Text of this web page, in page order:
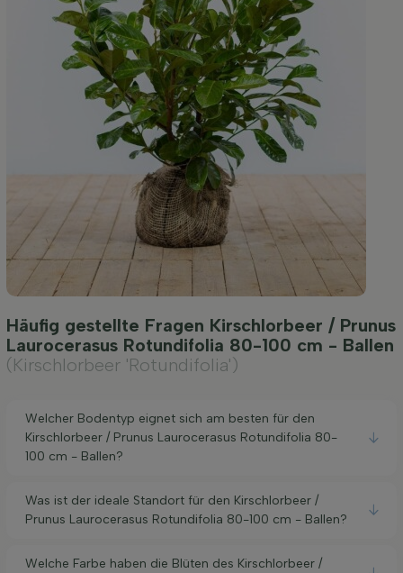
Häufig gestellte Fragen Kirschlorbeer / Prunus
Laurocerasus Rotundifolia 80-100 cm - Ballen
(Kirschlorbeer 'Rotundifolia')
Welcher Bodentyp eignet sich am besten für den
Kirschlorbeer / Prunus Laurocerasus Rotundifolia 80-
100 cm - Ballen?
Was ist der ideale Standort für den Kirschlorbeer /
Prunus Laurocerasus Rotundifolia 80-100 cm - Ballen?
Welche Farbe haben die Blüten des Kirschlorbeer /